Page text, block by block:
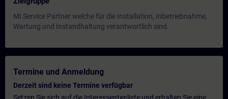
MI Service Partner welche für die Installation, Inbetriebnahme,
Wartung und Instandhaltung verantwortlich sind.
Termine und Anmeldung
Derzeit sind keine Termine verfügbar